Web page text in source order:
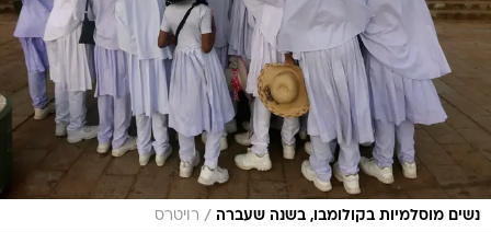
נשים מוסלמיות בקולומבו, בשנה שעברה / רויטרס